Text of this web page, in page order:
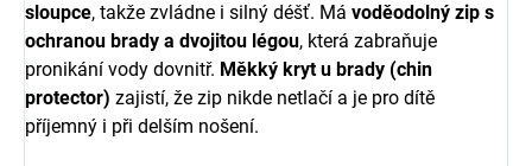
sloupce, takže zvládne i silný déšť. Má voděodolný zip s
ochranou brady a dvojitou légou, která zabraňuje
pronikání vody dovnitř. Měkký kryt u brady (chin
protector) zajistí, že zip nikde netlačí a je pro dítě
příjemný i při delším nošení.